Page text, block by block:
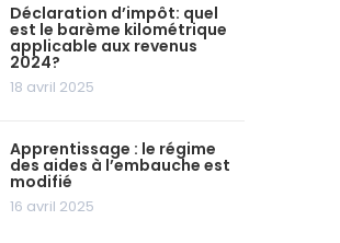
Déclaration d’impôt: quel
est le barème kilométrique
applicable aux revenus
2024?
18 avril 2025
Apprentissage : le régime
des aides à l’embauche est
modifié
16 avril 2025